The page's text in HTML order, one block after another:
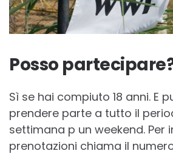
Posso
Sì se hai compiuto 18 anni. E
prendere parte a tutto il
settimana p un weekend. Per
prenotazioni chiama il